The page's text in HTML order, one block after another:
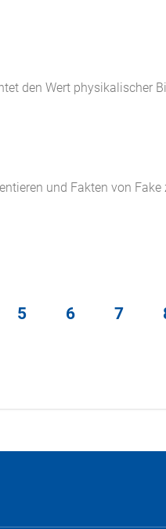
den Wert physikalischer
und Fakten von Fake
5 6 7